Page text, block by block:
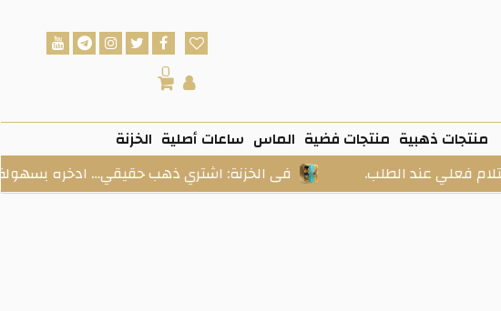
0
منتجات ذهبية منتجات فضية الماس ساعات أصلية الخزنة
فى الخزنة: اشتري ذهب حقيقي… ادخره بسهولة… واستلمه وقت ما